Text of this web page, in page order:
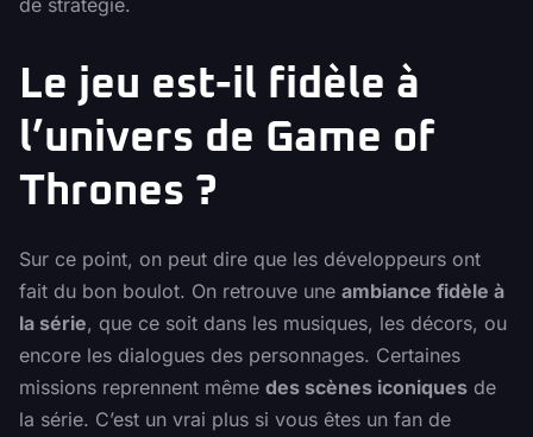
Le jeu est-il fidèle à
l’univers de Game of
Thrones ?
Sur ce point, on peut dire que les développeurs ont
fait du bon boulot. On retrouve une ambiance fidèle à
la série, que ce soit dans les musiques, les décors, ou
encore les dialogues des personnages. Certaines
missions reprennent même des scènes iconiques de
la série. C’est un vrai plus si vous êtes un fan de